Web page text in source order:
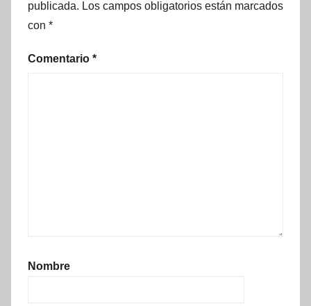
publicada. Los campos obligatorios están marcados
con *
Comentario *
Nombre